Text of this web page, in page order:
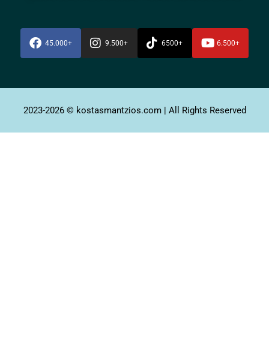
45.000+ 9.500+ 6500+ 6.500+
2023-2026 © kostasmantzios.com | All Rights Reserved